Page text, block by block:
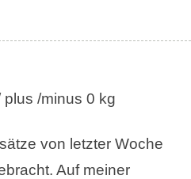
/minus 0 kg
von letzter Woche
Auf meiner